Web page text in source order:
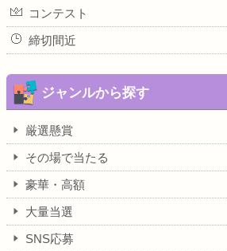
コンテスト
締切間近
ジャンルから探す
厳選懸賞
その場で当たる
豪華・高額
大量当選
SNS応募